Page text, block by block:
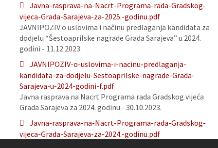
Javna-rasprava-na-Nacrt-Programa-rada-Gradskog-
vijeca-Grada-Sarajeva-za-2025.-godinu.pdf
JAVNIPOZIV o uslovima i načinu predlaganja kandidata za
dodjelu “Šestoaprilske nagrade Grada Sarajeva” u 2024.
godini - 11.12.2023.
JAVNIPOZIV-o-uslovima-i-nacinu-predlaganja-
kandidata-za-dodjelu-Sestoaprilske-nagrade-Grada-
Sarajeva-u-2024-godini-f.pdf
Javna rasprava na Nacrt Programa rada Gradskog vijeća
Grada Sarajeva za 2024. godinu - 30.10.2023.
Javna-rasprava-na-Nacrt-Programa-rada-Gradskog-
vijeca-Grada-Sarajeva-za-2024.-godinu.pdf